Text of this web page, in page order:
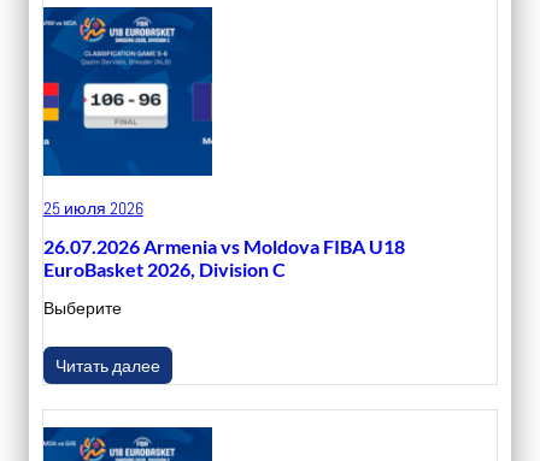
25 июля 2026
26.07.2026 Armenia vs Moldova FIBA U18
EuroBasket 2026, Division C
Выберите
Читать далее